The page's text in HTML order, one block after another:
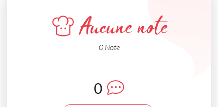
Aucune note
0 Note
0